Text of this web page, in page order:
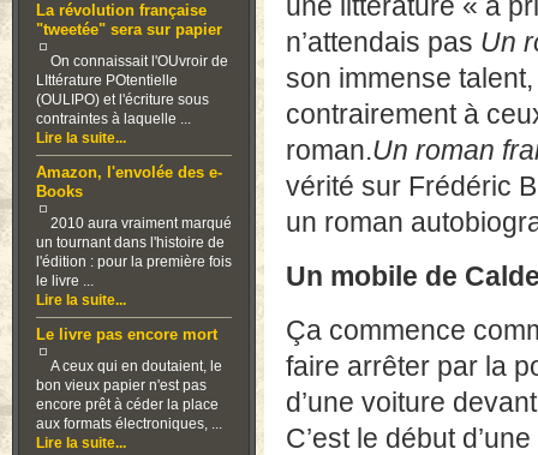
La révolution française
"tweetée" sera sur papier
On connaissait l'OUvroir de
LIttérature POtentielle
(OULIPO) et l'écriture sous
contraintes à laquelle ...
Lire la suite...
Amazon, l'envolée des e-
Books
2010 aura vraiment marqué
un tournant dans l'histoire de
l'édition : pour la première fois
le livre ...
Lire la suite...
Le livre pas encore mort
A ceux qui en doutaient, le
bon vieux papier n'est pas
encore prêt à céder la place
aux formats électroniques, ...
Lire la suite...
n’attendais pas Un
son immense
contrairement à
roman.Un roman
vérité sur Frédéric
un roman
Un mobile de
Ça commence
faire arrêter par la
d’une voiture
C’est le début